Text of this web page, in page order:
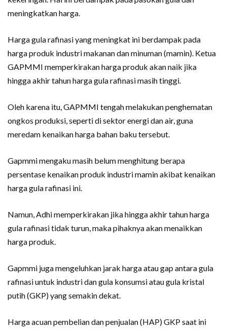
meningkatkan harga.
Harga gula rafinasi yang meningkat ini berdampak pada
harga produk industri makanan dan minuman (mamin). Ketua
GAPMMI memperkirakan harga produk akan naik jika
hingga akhir tahun harga gula rafinasi masih tinggi.
Oleh karena itu, GAPMMI tengah melakukan penghematan
ongkos produksi, seperti di sektor energi dan air, guna
meredam kenaikan harga bahan baku tersebut.
Gapmmi mengaku masih belum menghitung berapa
persentase kenaikan produk industri mamin akibat kenaikan
harga gula rafinasi ini.
Namun, Adhi memperkirakan jika hingga akhir tahun harga
gula rafinasi tidak turun, maka pihaknya akan menaikkan
harga produk.
Gapmmi juga mengeluhkan jarak harga atau gap antara gula
rafinasi untuk industri dan gula konsumsi atau gula kristal
putih (GKP) yang semakin dekat.
Harga acuan pembelian dan penjualan (HAP) GKP saat ini